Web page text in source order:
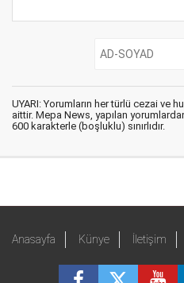
UYARI: Yorumların her türlü cezai ve
aittir. Mepa News, yapılan
600 karakterle (boşluklu) sınırlıdır.
Anasayfa Künye İletişim